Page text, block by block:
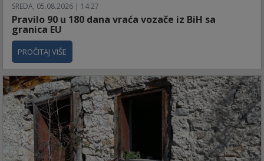
SREDA, 05.08.2026 | 14:27
Pravilo 90 u 180 dana vraća vozače iz BiH sa
granica EU
PROČITAJ VIŠE